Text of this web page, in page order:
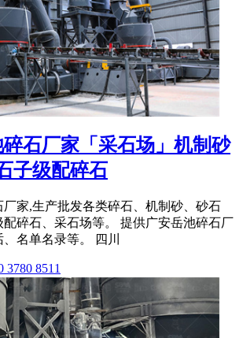
石厂家「采石场」机制砂
子级配碎石
厂家,生产批发各类碎石、机制砂、砂石
配碎石、采石场等。 提供广安岳池碎石厂
名单名录等。 四川
3780 8511